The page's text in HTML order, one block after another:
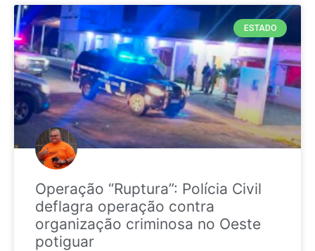
ESTADO
Operação “Ruptura”: Polícia Civil
deflagra operação contra
organização criminosa no Oeste
potiguar